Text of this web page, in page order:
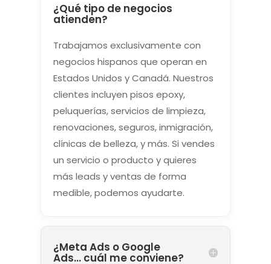
¿Qué tipo de negocios
atienden?
Trabajamos exclusivamente con
negocios hispanos que operan en
Estados Unidos y Canadá. Nuestros
clientes incluyen pisos epoxy,
peluquerías, servicios de limpieza,
renovaciones, seguros, inmigración,
clínicas de belleza, y más. Si vendes
un servicio o producto y quieres
más leads y ventas de forma
medible, podemos ayudarte.
¿Meta Ads o Google
Ads… cuál me conviene?